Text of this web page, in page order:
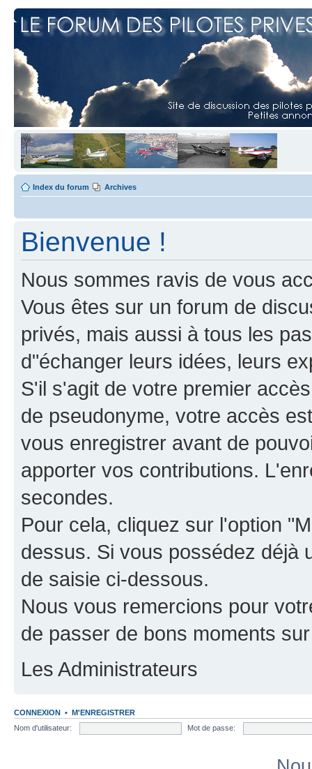
Index du forum Archives
Bienvenue !
Nous sommes ravis de vous
Vous êtes sur un forum de
privés, mais aussi à tous les
d"échanger leurs idées, leurs
S'il s'agit de votre premier
de pseudonyme, votre accès
vous enregistrer avant de
apporter vos contributions.
secondes.
Pour cela, cliquez sur l'option
dessus. Si vous possédez déjà
de saisie ci-dessous.
Nous vous remercions pour
de passer de bons moments
Les Administrateurs
CONNEXION • M'ENREGISTRER
Nom d'utilisateur:
Mot de passe: